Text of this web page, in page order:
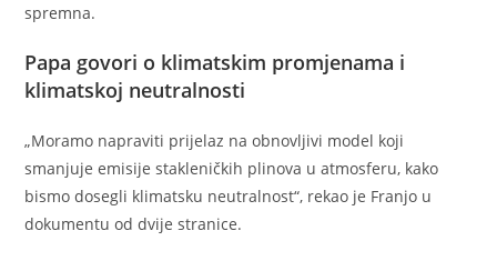
spremna.
Papa govori o klimatskim promjenama i
klimatskoj neutralnosti
„Moramo napraviti prijelaz na obnovljivi model koji
smanjuje emisije stakleničkih plinova u atmosferu, kako
bismo dosegli klimatsku neutralnost“, rekao je Franjo u
dokumentu od dvije stranice.